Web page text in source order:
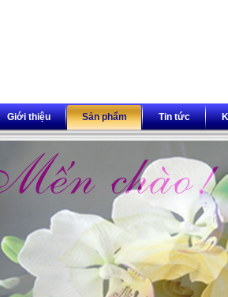
Giới thiệu Sản phẩm Tin tức